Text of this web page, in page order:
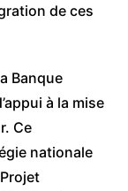
de ces
Banque
à la mise
Ce
nationale